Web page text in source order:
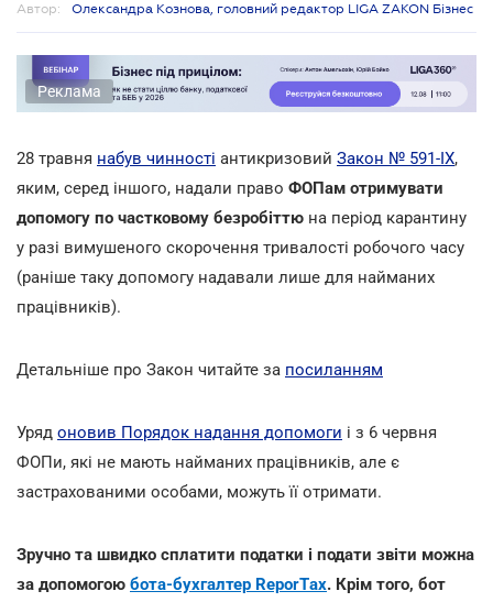
Автор: Олександра Кознова, головний редактор LIGA ZAKON Бізнес
Реклама
28 травня набув чинності антикризовий Закон № 591-IX,
яким, серед іншого, надали право ФОПам отримувати
допомогу по частковому безробіттю на період карантину
у разі вимушеного скорочення тривалості робочого часу
(раніше таку допомогу надавали лише для найманих
працівників).
Детальніше про Закон читайте за посиланням
Уряд оновив Порядок надання допомоги і з 6 червня
ФОПи, які не мають найманих працівників, але є
застрахованими особами, можуть її отримати.
Зручно та швидко сплатити податки і подати звіти можна
за допомогою бота-бухгалтер ReporTах. Крім того, бот